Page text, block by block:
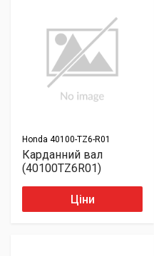
Honda 40100-TZ6-R01
Карданний вал
(40100TZ6R01)
Ціни